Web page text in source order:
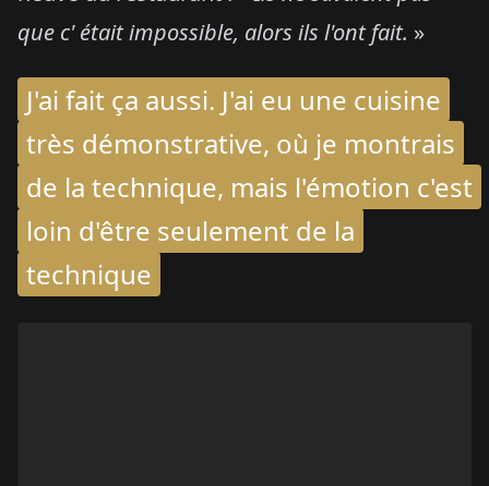
que c' était impossible, alors ils l'ont fait. »
J'ai fait ça aussi. J'ai eu une cuisine
très démonstrative, où je montrais
de la technique, mais l'émotion c'est
loin d'être seulement de la
technique